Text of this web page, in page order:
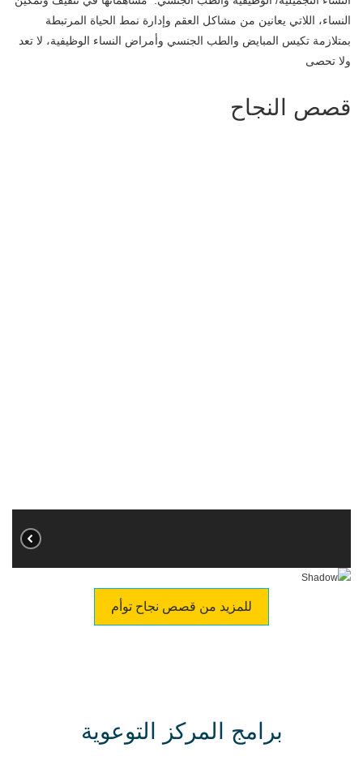
النساء، اللاتي يعانين من مشاكل العقم وإدارة نمط الحياة المرتبطة
بمتلازمة تكيس المبايض والطب الجنسي وأمراض النساء الوظيفية، لا تعد
ولا تحصى
قصص النجاح
للمزيد من قصص نجاح توأم
برامج المركز التوعوية